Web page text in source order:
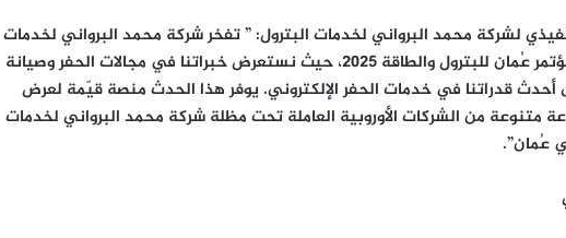
لشركة محمد البرواني لخدمات البترول: ” تفخر شركة محمد البرواني لخدمات
البترول بالمشاركة في معرض ومؤتمر عُمان للبترول والطاقة 2025، حيث نستعرض خبراتنا في مجالات الحفر وصيانة
إلى أحدث قدراتنا في خدمات الحفر الإلكتروني. يوفر هذا الحدث منصة قيّمة لعرض
متنوعة من الشركات الأوروبية العاملة تحت مظلة شركة محمد البرواني لخدمات
عُمان”.